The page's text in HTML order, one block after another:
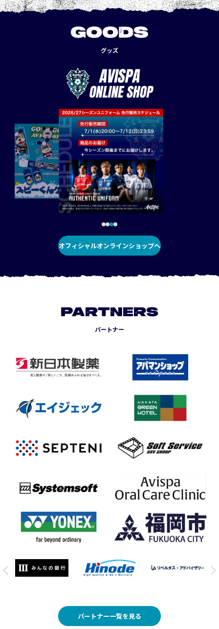
GOODS
グッズ
オフィシャルオンラインショップへ
PARTNERS
パートナー
パートナー一覧を見る